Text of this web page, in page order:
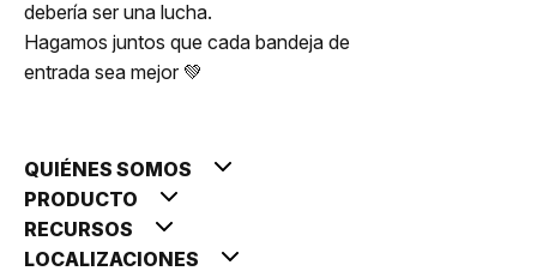
debería ser una lucha.
Hagamos juntos que cada bandeja de
entrada sea mejor 💚
QUIÉNES SOMOS
PRODUCTO
RECURSOS
LOCALIZACIONES